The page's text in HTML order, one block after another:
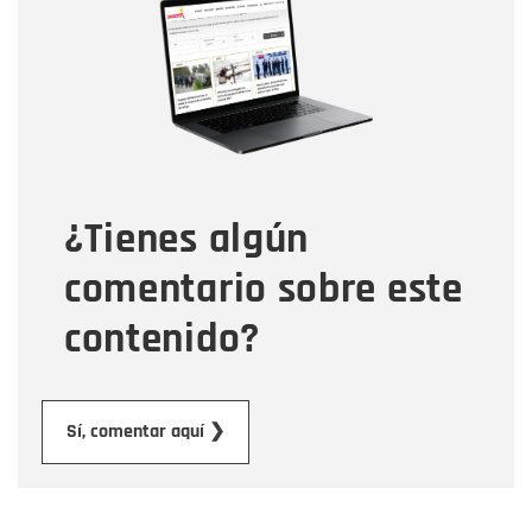
¿Tienes algún
comentario sobre este
contenido?
Sí, comentar aquí ❯
Correo electrónico
Tipo de comentario
Mensaje